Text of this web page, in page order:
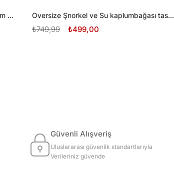
Oversize İstiridye ve Mini Dalgıç tasarım unisex T-shirt Oversize Şnorkel ve Su kaplumbağası tasarım unisex T-shirt
₺499,00
₺749,99
Güvenli Alışveriş
Uluslararası güvenlik standartlarıyla
Verileriniz güvende